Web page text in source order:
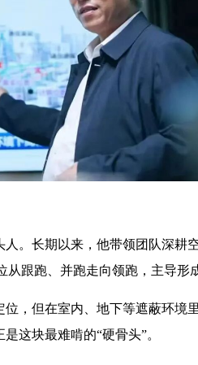
长期以来，他带领团队深耕
跟跑、并跑走向领跑，主导形
但在室内、地下等遮蔽环境
这块最难啃的“硬骨头”。